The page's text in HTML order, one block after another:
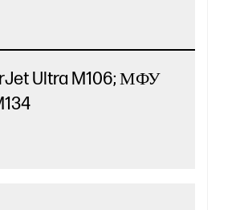
Ultra M106; МФУ